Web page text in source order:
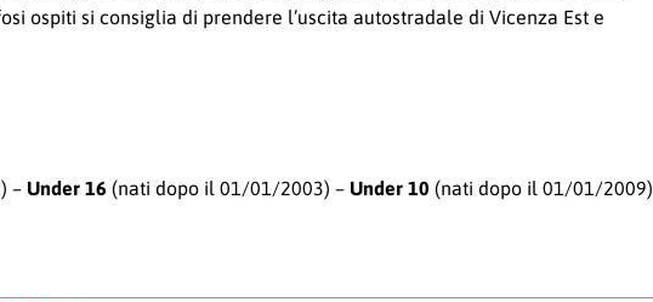
ospiti si consiglia di prendere l’uscita autostradale di Vicenza Est e
– Under 16 (nati dopo il 01/01/2003) – Under 10 (nati dopo il 01/01/2009)